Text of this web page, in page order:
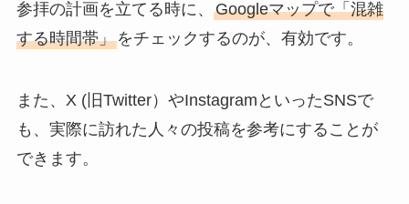
参拝の計画を立てる時に、 Googleマップで「混雑
する時間帯」をチェックするのが、有効です。
また、X (旧Twitter）やInstagramといったSNSで
も、実際に訪れた人々の投稿を参考にすることが
できます。